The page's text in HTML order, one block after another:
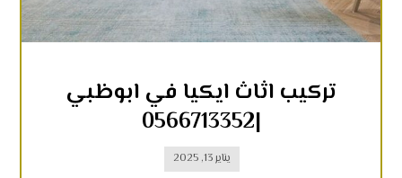
تركيب اثاث ايكيا في ابوظبي
|0566713352
يناير 13, 2025